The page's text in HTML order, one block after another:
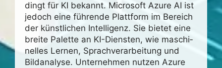
dingt für KI bekannt. Micro­soft Azure AI ist
jedoch eine führende Platt­form im Bereich
der künst­li­chen Intel­li­genz. Sie bietet eine
breite Palette an KI-Diensten, wie maschi­
nelles Lernen, Sprach­ver­ar­bei­tung und
Bild­ana­lyse. Unter­nehmen nutzen Azure